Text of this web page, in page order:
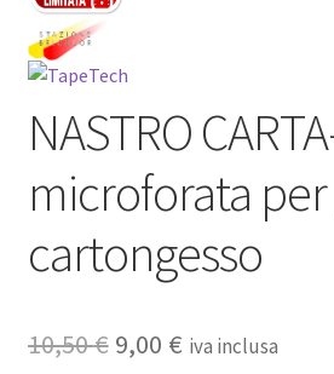
NASTRO
microforata
cartongesso
10,50€ Il
9,00 €Iliva inclusa